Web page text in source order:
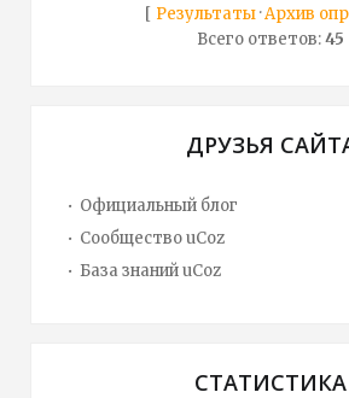
[ Результаты·Архив
Всего ответов:45
ДРУЗЬЯ
Официальный блог
Сообщество uCoz
База знаний uCoz
СТАТИСТИКА